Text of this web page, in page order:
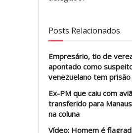
Posts Relacionados
Empresário, tio de
apontado como
venezuelano tem
Ex-PM que caiu com
transferido para
na coluna
Vídeo: Homem é